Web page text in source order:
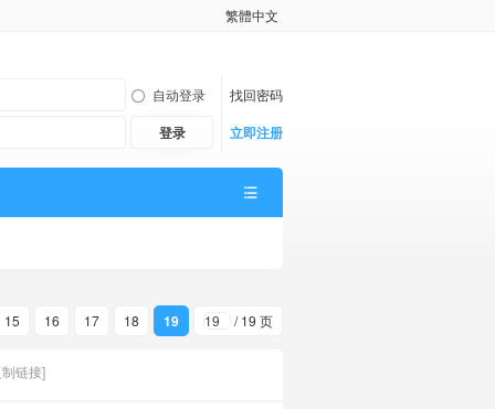
繁體中文
自动登录
找回密码
登录 立即注册
15 16 17 18 19 / 19 页
链接]